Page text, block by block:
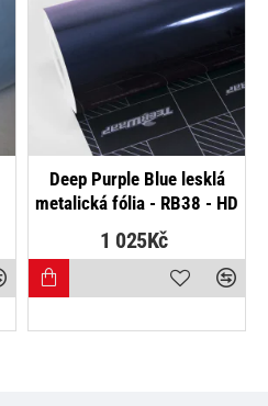
Deep Purple Blue lesklá
metalická fólia - RB38 - HD
1 025Kč